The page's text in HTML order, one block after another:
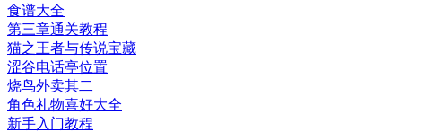
食谱大全
第三章通关教程
猫之王者与传说宝藏
涩谷电话亭位置
烧鸟外卖其二
角色礼物喜好大全
新手入门教程